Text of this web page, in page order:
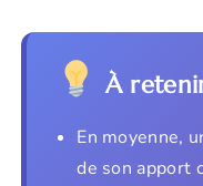
À
En moyenne,
de son apport